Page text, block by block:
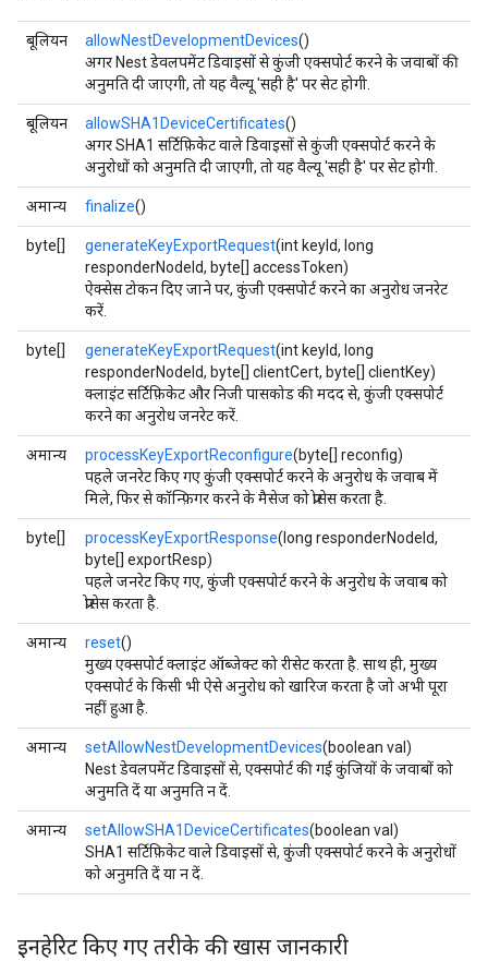
बूलियन allowNestDevelopmentDevices()
अगर Nest डेवलपमेंट डिवाइसों से कुंजी एक्सपोर्ट करने के जवाबों की
अनुमति दी जाएगी, तो यह वैल्यू 'सही है' पर सेट होगी.
बूलियन allowSHA1DeviceCertificates()
अगर SHA1 सर्टिफ़िकेट वाले डिवाइसों से कुंजी एक्सपोर्ट करने के
अनुरोधों को अनुमति दी जाएगी, तो यह वैल्यू 'सही है' पर सेट होगी.
अमान्य finalize()
byte[] generateKeyExportRequest(int keyId, long
responderNodeId, byte[] accessToken)
ऐक्सेस टोकन दिए जाने पर, कुंजी एक्सपोर्ट करने का अनुरोध जनरेट
करें.
byte[] generateKeyExportRequest(int keyId, long
responderNodeId, byte[] clientCert, byte[] clientKey)
क्लाइंट सर्टिफ़िकेट और निजी पासकोड की मदद से, कुंजी एक्सपोर्ट
करने का अनुरोध जनरेट करें.
अमान्य processKeyExportReconfigure(byte[] reconfig)
पहले जनरेट किए गए कुंजी एक्सपोर्ट करने के अनुरोध के जवाब में
मिले, फिर से कॉन्फ़िगर करने के मैसेज को प्रोसेस करता है.
byte[] processKeyExportResponse(long responderNodeId,
byte[] exportResp)
पहले जनरेट किए गए, कुंजी एक्सपोर्ट करने के अनुरोध के जवाब को
प्रोसेस करता है.
अमान्य reset()
मुख्य एक्सपोर्ट क्लाइंट ऑब्जेक्ट को रीसेट करता है. साथ ही, मुख्य
एक्सपोर्ट के किसी भी ऐसे अनुरोध को खारिज करता है जो अभी पूरा
नहीं हुआ है.
अमान्य setAllowNestDevelopmentDevices(boolean val)
Nest डेवलपमेंट डिवाइसों से, एक्सपोर्ट की गई कुंजियों के जवाबों को
अनुमति दें या अनुमति न दें.
अमान्य setAllowSHA1DeviceCertificates(boolean val)
SHA1 सर्टिफ़िकेट वाले डिवाइसों से, कुंजी एक्सपोर्ट करने के अनुरोधों
को अनुमति दें या न दें.
इनहेरिट किए गए तरीके की खास जानकारी